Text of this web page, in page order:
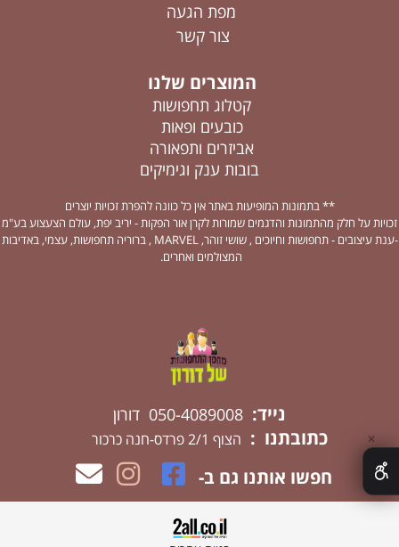
מפת הגעה
צור קשר
המוצרים שלנו
קטלוג תחפושות
כובעים ופאות
אביזרים ותפאורה
בובות ענק וגימיקים
** בתמונות המופיעות באתר אין כל כוונה להפרת זכויות יוצרים
זכויות על חלק מהתמונות והדגמים שמורות לקרן אור הפקות - יריב יפת, עולם הצעצוע בע"מ
-ענת עיצובים - תחפושות וחיוכים , שושי זוהר, MARVEL , ברוריה תחפושות, עצמי, באדיבות
המצולמים ואחרים.
נייד: 050-4089008 דורון
כתובתנו : הצוף 2/1 פרדס-חנה כרכור
חפשו אותנו גם ב-
✕